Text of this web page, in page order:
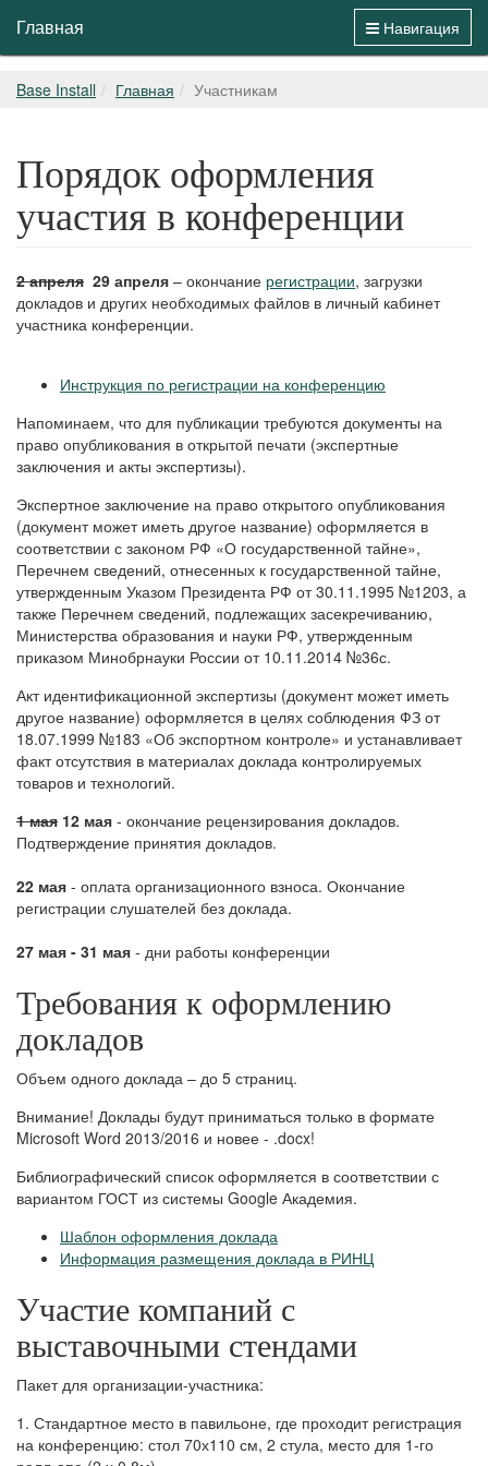
Навигация
Главная
Base Install Главная Участникам
Порядок оформления
участия в конференции
2 апреля 29 апреля – окончание регистрации, загрузки
докладов и других необходимых файлов в личный кабинет
участника конференции.
Инструкция по регистрации на конференцию
Напоминаем, что для публикации требуются документы на
право опубликования в открытой печати (экспертные
заключения и акты экспертизы).
Экспертное заключение на право открытого опубликования
(документ может иметь другое название) оформляется в
соответствии с законом РФ «О государственной тайне»,
Перечнем сведений, отнесенных к государственной тайне,
утвержденным Указом Президента РФ от 30.11.1995 №1203, а
также Перечнем сведений, подлежащих засекречиванию,
Министерства образования и науки РФ, утвержденным
приказом Минобрнауки России от 10.11.2014 №36с.
Акт идентификационной экспертизы (документ может иметь
другое название) оформляется в целях соблюдения ФЗ от
18.07.1999 №183 «Об экспортном контроле» и устанавливает
факт отсутствия в материалах доклада контролируемых
товаров и технологий.
1 мая 12 мая - окончание рецензирования докладов.
Подтверждение принятия докладов.
22 мая - оплата организационного взноса. Окончание
регистрации слушателей без доклада.
27 мая - 31 мая - дни работы конференции
Требования к оформлению
докладов
Объем одного доклада – до 5 страниц.
Внимание! Доклады будут приниматься только в формате
Microsoft Word 2013/2016 и новее - .docx!
Библиографический список оформляется в соответствии с
вариантом ГОСТ из системы Google Академия.
Шаблон оформления доклада
Информация размещения доклада в РИНЦ
Участие компаний с
выставочными стендами
Пакет для организации-участника:
1. Стандартное место в павильоне, где проходит регистрация
на конференцию: стол 70х110 см, 2 стула, место для 1-го